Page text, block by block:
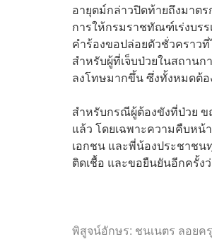
อายุตม์กล่าวปิดท้ายถึงมาต
การให้กรมราชทัณฑ์เร่งบร
คำร้องขอปล่อยตัวชั่วคราว
สำหรับผู้ที่เจ็บป่วยในสถาน
ลงโทษมากขึ้น ซึ่งทั้งหมดต้
สำหรับกรณีผู้ต้องขังที่ป่วย ข
แล้ว โดยเฉพาะความคืบห
เอกชน และพี่น้องประชาช
ติดเชื้อ และขอยืนยันอีกครั้ง
พิสูจน์อักษร: ชนเนตร ลอยค